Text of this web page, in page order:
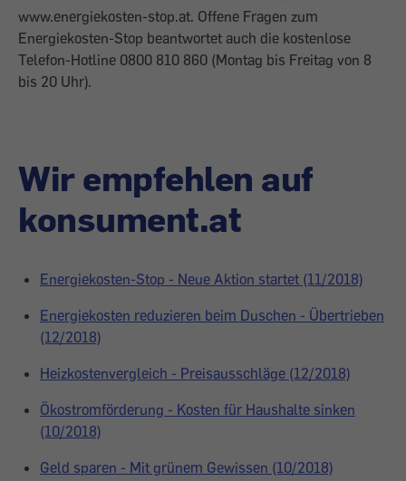
www.energiekosten-stop.at. Offene Fragen zum
Energiekosten-Stop beantwortet auch die kostenlose
Telefon-Hotline 0800 810 860 (Montag bis Freitag von 8
bis 20 Uhr).
Wir empfehlen auf
konsument.at
Energiekosten-Stop - Neue Aktion startet (11/2018)
Energiekosten reduzieren beim Duschen - Übertrieben
(12/2018)
Heizkostenvergleich - Preisausschläge (12/2018)
Ökostromförderung - Kosten für Haushalte sinken
(10/2018)
Geld sparen - Mit grünem Gewissen (10/2018)